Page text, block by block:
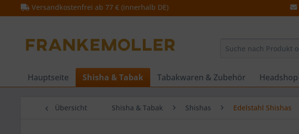
Versandkostenfrei ab 77 € (innerhalb DE)
Hauptseite Shisha & Tabak Tabakwaren & Zubehör Headshop
Übersicht Shisha & Tabak Shishas Edelstahl Shishas